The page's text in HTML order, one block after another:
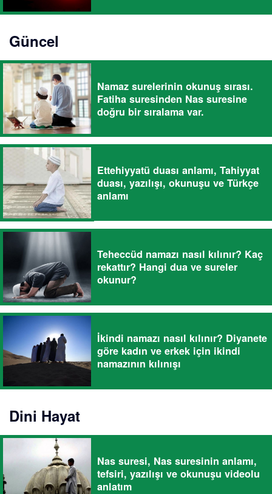
Güncel
Namaz surelerinin okunuş sırası.
Fatiha suresinden Nas suresine
doğru bir sıralama var.
Ettehiyyatü duası anlamı, Tahiyyat
duası, yazılışı, okunuşu ve Türkçe
anlamı
Teheccüd namazı nasıl kılınır? Kaç
rekattır? Hangi dua ve sureler
okunur?
İkindi namazı nasıl kılınır? Diyanete
göre kadın ve erkek için ikindi
namazının kılınışı
Dini Hayat
Nas suresi, Nas suresinin anlamı,
tefsiri, yazılışı ve okunuşu videolu
anlatım